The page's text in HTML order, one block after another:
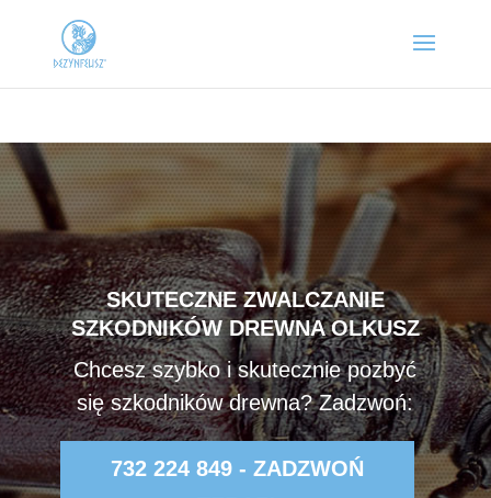
SKUTECZNE ZWALCZANIE
SZKODNIKÓW DREWNA OLKUSZ
Chcesz szybko i skutecznie pozbyć
się szkodników drewna? Zadzwoń:
732 224 849 - ZADZWOŃ